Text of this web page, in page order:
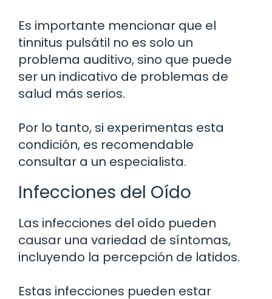
Es importante mencionar que el
tinnitus pulsátil no es solo un
problema auditivo, sino que puede
ser un indicativo de problemas de
salud más serios.
Por lo tanto, si experimentas esta
condición, es recomendable
consultar a un especialista.
Infecciones del Oído
Las infecciones del oído pueden
causar una variedad de síntomas,
incluyendo la percepción de latidos.
Estas infecciones pueden estar